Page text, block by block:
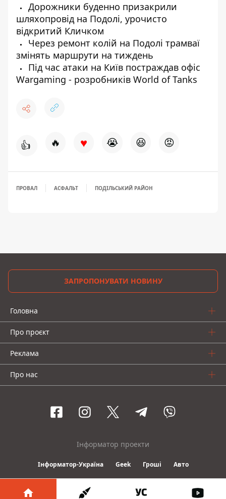
Дорожники буденно призакрили
шляхопровід на Подолі, урочисто
відкритий Кличком
Через ремонт колій на Подолі трамваї
змінять маршрути на тиждень
Під час атаки на Київ постраждав офіс
Wargaming - розробників World of Tanks
👍 🔥 ♥ 😭 😆 😡
ПРОВАЛ АСФАЛЬТ ПОДІЛЬСЬКИЙ РАЙОН
ЗАПРОПОНУВАТИ НОВИНУ
Головна
Про проєкт
Реклама
Про нас
Інформатор проекти
Інформатор-Україна Geek Гроші Авто
© 2016-2026 Informator